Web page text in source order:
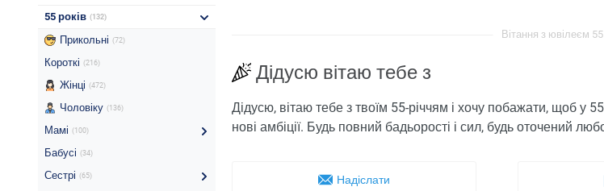
55 років (132)
Прикольні (72)
Короткі (216)
Жінці (472)
Чоловіку (136)
Мамі (100)
Бабусі (34)
Сестрі (65)
Вітання з ювілеєм 55
Дідусю вітаю тебе з
Дідусю, вітаю тебе з твоїм 55-річчям і хочу побажати, щоб у
нові амбіції. Будь повний бадьорості і сил, будь оточений
Надіслати